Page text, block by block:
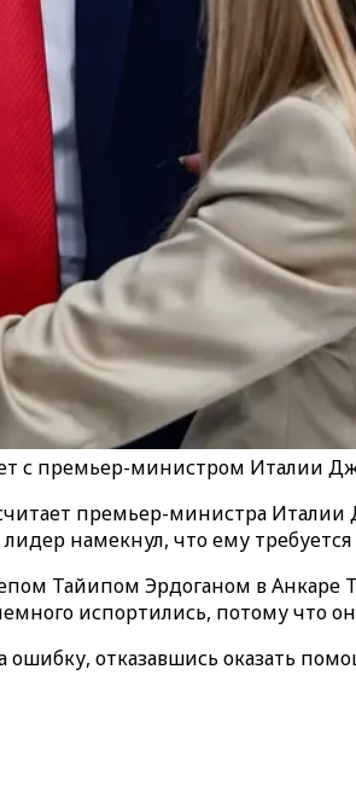
с премьер-министром Италии
премьер-министра
намекнул, что ему
Тайипом Эрдоганом в Анкаре
испортились, потому что
отказавшись оказать